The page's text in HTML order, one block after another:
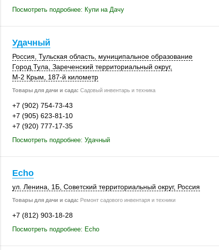
Посмотреть подробнее: Купи на Дачу
Удачный
Россия Тульская область , муниципальное образование
Город Тула, Зареченский территориальный округ,
М-2 Крым
187-й километр
Товары для дачи и сада: Садовый инвентарь и техника
+7 (902) 754-73-43
+7 (905) 623-81-10
+7 (920) 777-17-35
Посмотреть подробнее: Удачный
Echo
ул. Ленина, 1Б , Советский территориальный округ, Россия
Товары для дачи и сада: Ремонт садового инвентаря и техники
+7 (812) 903-18-28
Посмотреть подробнее: Echo